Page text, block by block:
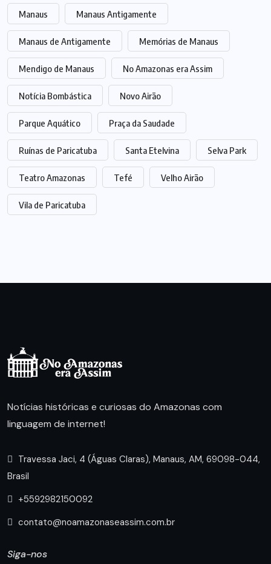
Manaus Manaus Antigamente
Manaus de Antigamente Memórias de Manaus
Mendigo de Manaus No Amazonas era Assim
Notícia Bombástica Novo Airão
Parque Aquático Praça da Saudade
Ruínas de Paricatuba Santa Etelvina Selva Park
Teatro Amazonas Tefé Velho Airão
Vila de Paricatuba
Notícias históricas e curiosas do Amazonas com
linguagem de internet!
Travessa Jaci, 4 (Águas Claras), Manaus, AM, 69098-044,
Brasil
+5592982150092
contato@noamazonaseassim.com.br
Siga-nos